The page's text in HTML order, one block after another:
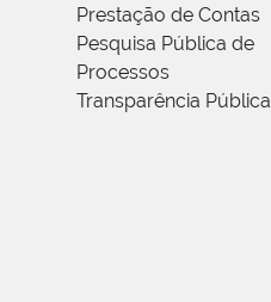
Prestação de Contas
Pesquisa Pública de
Processos
Transparência Pública